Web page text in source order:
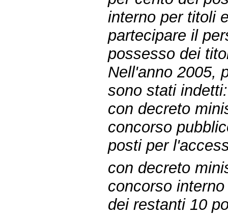
interno per titoli
partecipare il
possesso dei
Nell'anno 2005,
sono stati indetti:
con decreto
concorso
posti per
con decreto
concorso
dei restanti 10